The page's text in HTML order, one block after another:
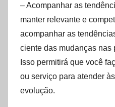
– Acompanhar as
manter relevante e
acompanhar as
ciente das mudanças nas
Isso permitirá que você
ou serviço para atender
evolução.